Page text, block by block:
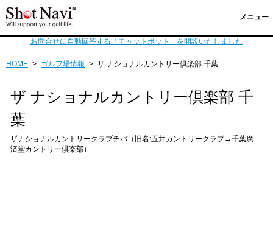
メニュー
お問合せに自動回答する「チャットボット」を開設いたしました
HOME > ゴルフ場情報 > ザ ナショナルカントリー倶楽部 千葉
ザ ナショナルカントリー倶楽部 千
葉
ザナショナルカントリークラブチバ（旧名:五井カントリークラブ→千葉廣
済堂カントリー倶楽部）